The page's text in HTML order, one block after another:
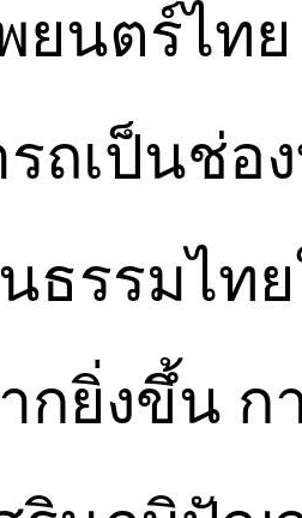
ยนตร์ไท
ถเป็นช่อ
ธรรมไท
กยิ่งขึ้น ก